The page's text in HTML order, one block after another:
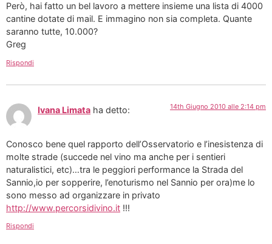
Però, hai fatto un bel lavoro a mettere insieme una lista di 4000
cantine dotate di mail. E immagino non sia completa. Quante
saranno tutte, 10.000?
Greg
Rispondi
Ivana Limata ha detto: 14th Giugno 2010 alle 2:14 pm
Conosco bene quel rapporto dell’Osservatorio e l’inesistenza di
molte strade (succede nel vino ma anche per i sentieri
naturalistici, etc)…tra le peggiori performance la Strada del
Sannio,io per sopperire, l’enoturismo nel Sannio per ora)me lo
sono messo ad organizzare in privato
http://www.percorsidivino.it !!!
Rispondi